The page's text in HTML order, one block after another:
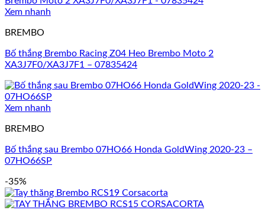
Xem nhanh
BREMBO
Bố thắng Brembo Racing Z04 Heo Brembo Moto 2
XA3J7F0/XA3J7F1 – 07835424
Xem nhanh
BREMBO
Bố thắng sau Brembo 07HO66 Honda GoldWing 2020-23 –
07HO66SP
-35%